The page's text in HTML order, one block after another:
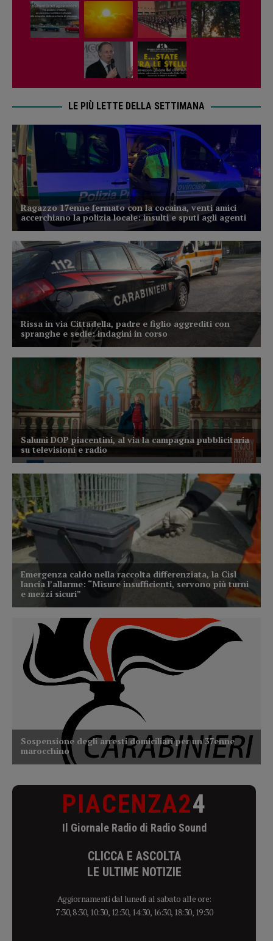
LE PIÙ LETTE DELLA SETTIMANA
PIACENZA24
Il Giornale Radio di Radio Sound
CLICCA E ASCOLTA
LE ULTIME NOTIZIE
Aggiornamenti dal lunedì al sabato alle ore:
7:30, 8:30, 10:30, 12:30, 14:30, 16:30, 18:30, 19:30